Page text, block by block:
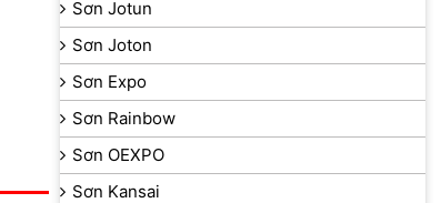
Sơn Jotun
Sơn Joton
Sơn Expo
Sơn Rainbow
Sơn OEXPO
Sơn Kansai